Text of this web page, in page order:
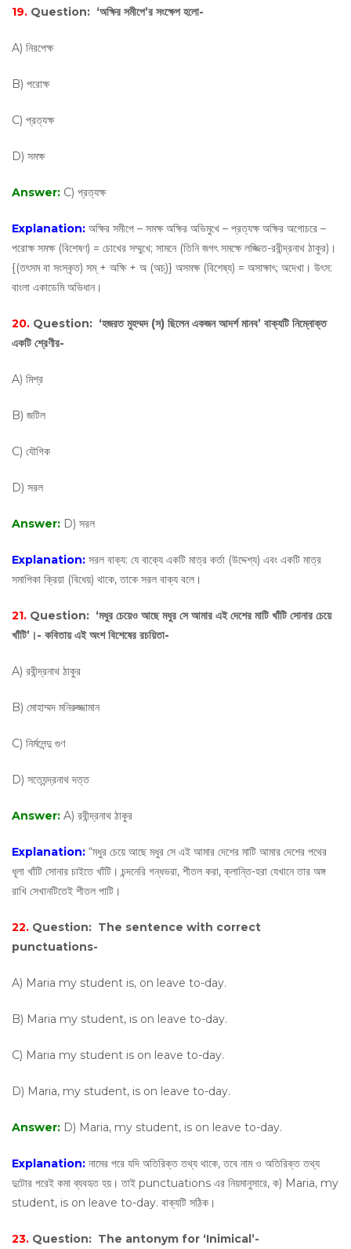
19. Question: ‘অক্ষির সমীপে’র সংক্ষেপ হলো-
A) নিরপেক্ষ
B) পরোক্ষ
C) প্রত্যক্ষ
D) সমক্ষ
Answer: C) প্রত্যক্ষ
Explanation: অক্ষির সমীপে – সমক্ষ অক্ষির অভিমুখে – প্রত্যক্ষ অক্ষির অগোচরে –
পরোক্ষ সমক্ষ (বিশেষণ) = চোখের সম্মুখে; সামনে (তিনি জগৎ সমক্ষে লজ্জিত-রবীন্দ্রনাথ ঠাকুর)।
{(তৎসম বা সংস্কৃত) সম্‌ + অক্ষি + অ (অচ্‌)} অসমক্ষ (বিশেষ্য) = অসাক্ষাৎ; অদেখা। উৎস:
বাংলা একাডেমি অভিধান।
20. Question: ‘হজরত মুহম্মদ (স) ছিলেন একজন আদর্শ মানব’ বাক্যটি নিম্নোক্ত
একটি শ্রেণীর-
A) মিশ্র
B) জটিল
C) যৌগিক
D) সরল
Answer: D) সরল
Explanation: সরল বাক্য: যে বাক্যে একটি মাত্র কর্তা (উদ্দেশ্য) এবং একটি মাত্র
সমাপিকা ক্রিয়া (বিধেয়) থাকে, তাকে সরল বাক্য বলে।
21. Question: ‘মধুর চেয়েও আছে মধুর সে আমার এই দেশের মাটি খাঁটি সোনার চেয়ে
খাঁটি’।- কবিতায় এই অংশ বিশেষের রচয়িতা-
A) রবীন্দ্রনাথ ঠাকুর
B) মোহাম্মদ মনিরুজ্জামান
C) নির্মলেন্দু গুণ
D) সত্যেন্দ্রনাথ দত্ত
Answer: A) রবীন্দ্রনাথ ঠাকুর
Explanation: “মধুর চেয়ে আছে মধুর সে এই আমার দেশের মাটি আমার দেশের পথের
ধূলা খাঁটি সোনার চাইতে খাঁটি। চন্দনেরি গন্ধভরা, শীতল করা, ক্লান্তি-হরা যেখানে তার অঙ্গ
রাখি সেখানটিতেই শীতল পাটি।
22. Question: The sentence with correct
punctuations-
A) Maria my student is, on leave to-day.
B) Maria my student, is on leave to-day.
C) Maria my student is on leave to-day.
D) Maria, my student, is on leave to-day.
Answer: D) Maria, my student, is on leave to-day.
Explanation: নামের পরে যদি অতিরিক্ত তথ্য থাকে, তবে নাম ও অতিরিক্ত তথ্য
দুটোর পরেই কমা ব্যবহৃত হয়। তাই punctuations এর নিয়মানুসারে, ক) Maria, my
student, is on leave to-day. বাক্যটি সঠিক।
23. Question: The antonym for ‘Inimical’-